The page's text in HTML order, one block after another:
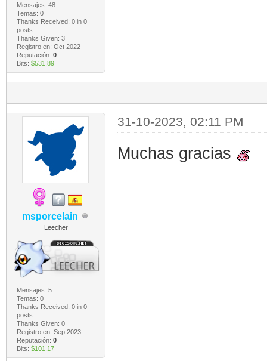
Mensajes: 48
Temas: 0
Thanks Received: 0in 0
posts
Thanks Given: 3
Registro en: Oct 2022
Reputación: 0
Bits: $531.89
msporcelain
Leecher
Mensajes: 5
Temas: 0
Thanks Received: 0in 0
posts
Thanks Given: 0
Registro en: Sep 2023
Reputación: 0
Bits: $101.17
31-10-2023, 02:11 PM
Muchas gracias